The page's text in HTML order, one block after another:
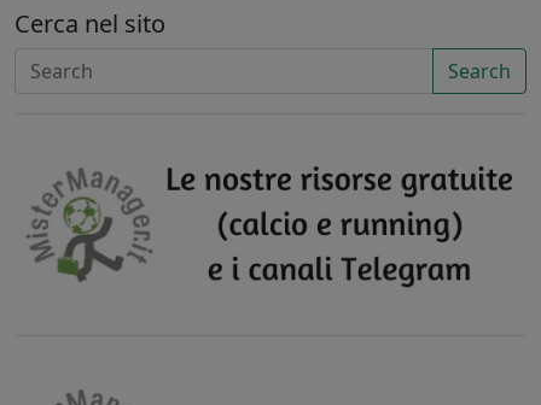
Cerca nel sito
Search